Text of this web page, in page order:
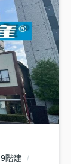
9階建